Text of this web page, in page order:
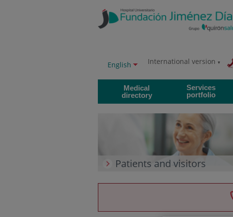
to
content
Language
Active
English International version
Medical
directory
Services
portfolio
Patients and visitors